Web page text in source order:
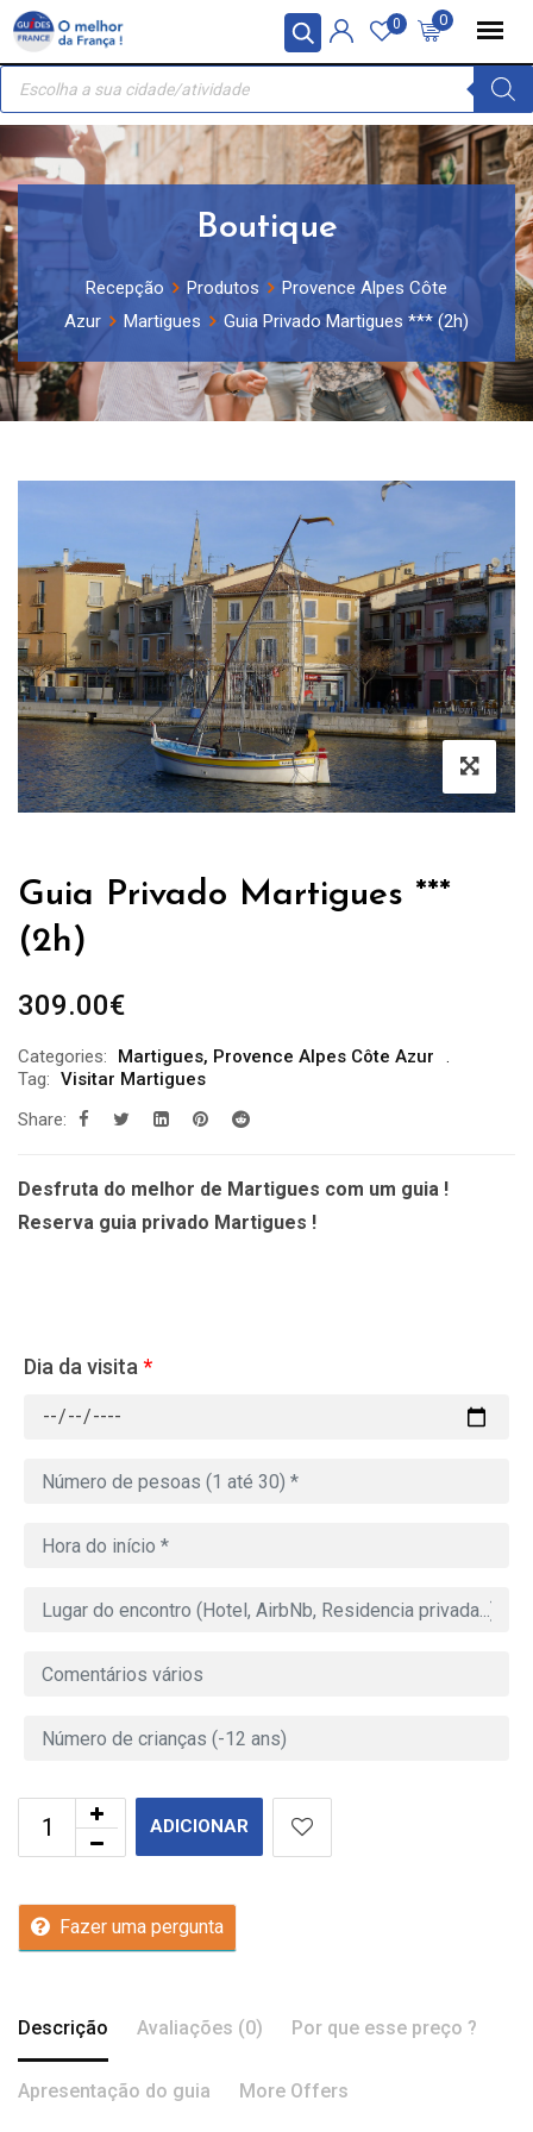
Painel de Gerenciamento de Cookies
Skip
content
0
0
Recherche
produits
Boutique
Recepção Produtos
Provence Alpes Côte
Azur
Martigues Guia Privado Martigues *** (2h)
Guia Privado Martigues ***
(2h)
309.00€
Categories: Martigues, Provence Alpes Côte Azur
Tag: Visitar Martigues
Share:
Desfruta do melhor de Martigues com um guia !
Reserva guia privado Martigues !
Dia da visita*
ADICIONAR
Fazer uma pergunta
Descrição Avaliações (0) Por que esse preço ?
Apresentação do guia More Offers